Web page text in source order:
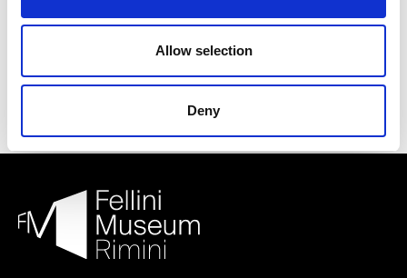
Allow selection
Deny
modo, l’unico modo, con cui Fellini sa vedere la
realtà, costituisce insomma un’angosciosamente
“Avanti!”, 7 maggio 1969)